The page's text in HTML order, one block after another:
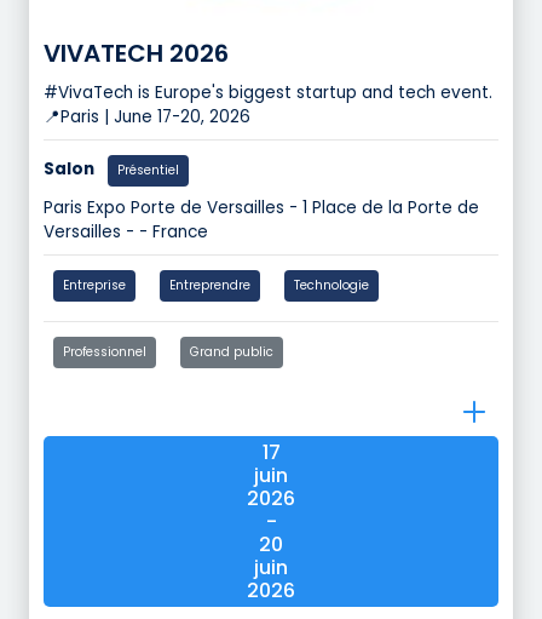
VIVATECH 2026
#VivaTech is Europe's biggest startup and tech event.
📍Paris | June 17-20, 2026
Salon Présentiel
Paris Expo Porte de Versailles - 1 Place de la Porte de
Versailles - - France
Entreprise Entreprendre Technologie
Professionnel Grand public
17
juin
2026
-
20
juin
2026